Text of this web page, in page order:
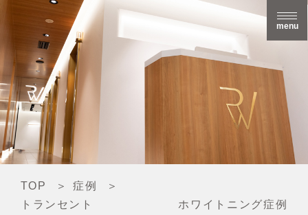
TOP
症例
トランセント ホワイトニング症例
menu